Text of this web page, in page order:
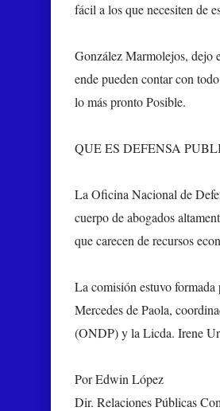
fácil a los que necesiten de
González Marmolejos, dejo
ende pueden contar con
lo más pronto Posible.
QUE ES DEFENSA
La Oficina Nacional de
cuerpo de abogados
que carecen de recursos
La comisión estuvo
Mercedes de Paola,
(ONDP) y la Licda. Irene
Por Edwin López
Dir. Relaciones Públicas